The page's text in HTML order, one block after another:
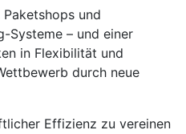
und
Systeme – und einer
in Flexibilität und
durch neue
Effizienz zu vereinen